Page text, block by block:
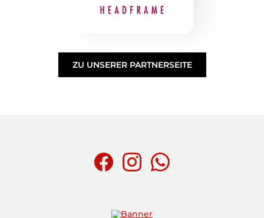
ZU UNSERER PARTNERSEITE